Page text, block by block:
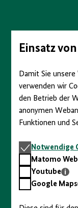
Seiteninhalt
springenEinsatz
Damit Sie
verwenden wir
den Betrieb der
anonymen
Funktionen und
Notwendige
Cookies
Notwendige
Matomo
Webstatistik
Matomo
Youtube
Youtube
GoogleGoogle Maps